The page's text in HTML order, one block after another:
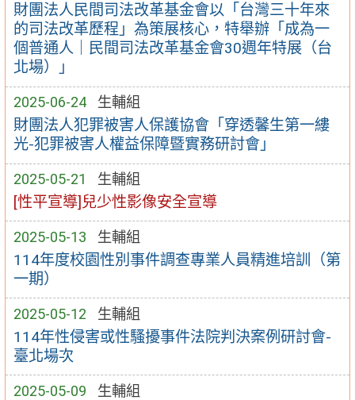
財團法人民間司法改革基金會以「台灣三十年來
的司法改革歷程」為策展核心，特舉辦「成為一
個普通人｜民間司法改革基金會30週年特展（台
北場）」
2025-06-24 生輔組
財團法人犯罪被害人保護協會「穿透馨生第一縷
光-犯罪被害人權益保障暨實務研討會」
2025-05-21 生輔組
[性平宣導]兒少性影像安全宣導
2025-05-13 生輔組
114年度校園性別事件調查專業人員精進培訓（第
一期）
2025-05-12 生輔組
114年性侵害或性騷擾事件法院判決案例研討會-
臺北場次
2025-05-09 生輔組